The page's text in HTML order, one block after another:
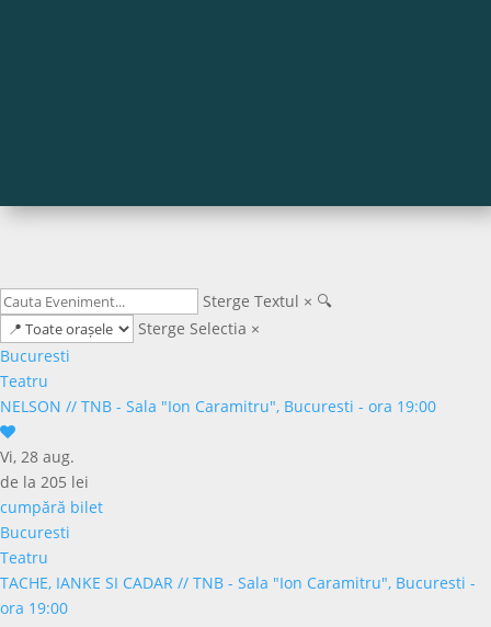
Sterge Textul × 🔍
Sterge Selectia ×
Bucuresti
Teatru
NELSON // TNB - Sala "Ion Caramitru", Bucuresti - ora 19:00
Vi, 28 aug.
de la 205 lei
cumpără bilet
Bucuresti
Teatru
TACHE, IANKE SI CADAR // TNB - Sala "Ion Caramitru", Bucuresti -
ora 19:00